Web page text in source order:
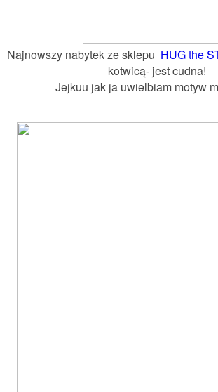
Najnowszy nabytek ze sklepu HUG the
kotwicą- jest cudna!
Jejkuu jak ja uwielbiam motyw